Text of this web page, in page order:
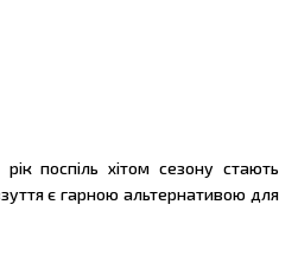
поспіль хітом сезону стають
є гарною альтернативою для